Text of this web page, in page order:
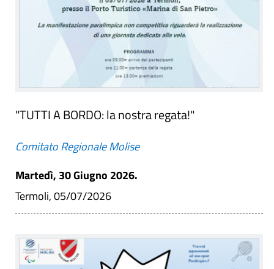
"TUTTI A BORDO: la nostra regata!"
Comitato Regionale Molise
Martedì, 30 Giugno 2026.
Termoli, 05/07/2026